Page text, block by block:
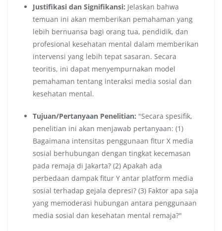
Justifikasi dan Signifikansi: Jelaskan bahwa
temuan ini akan memberikan pemahaman yang
lebih bernuansa bagi orang tua, pendidik, dan
profesional kesehatan mental dalam memberikan
intervensi yang lebih tepat sasaran. Secara
teoritis, ini dapat menyempurnakan model
pemahaman tentang interaksi media sosial dan
kesehatan mental.
Tujuan/Pertanyaan Penelitian: "Secara spesifik,
penelitian ini akan menjawab pertanyaan: (1)
Bagaimana intensitas penggunaan fitur X media
sosial berhubungan dengan tingkat kecemasan
pada remaja di Jakarta? (2) Apakah ada
perbedaan dampak fitur Y antar platform media
sosial terhadap gejala depresi? (3) Faktor apa saja
yang memoderasi hubungan antara penggunaan
media sosial dan kesehatan mental remaja?"